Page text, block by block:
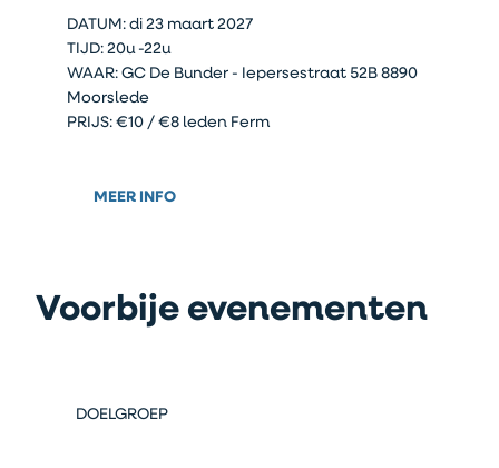
DATUM: di 23 maart 2027
TIJD: 20u -22u
WAAR: GC De Bunder - Iepersestraat 52B 8890
Moorslede
PRIJS: €10 / €8 leden Ferm
MEER INFO
Voorbije evenementen
DOELGROEP